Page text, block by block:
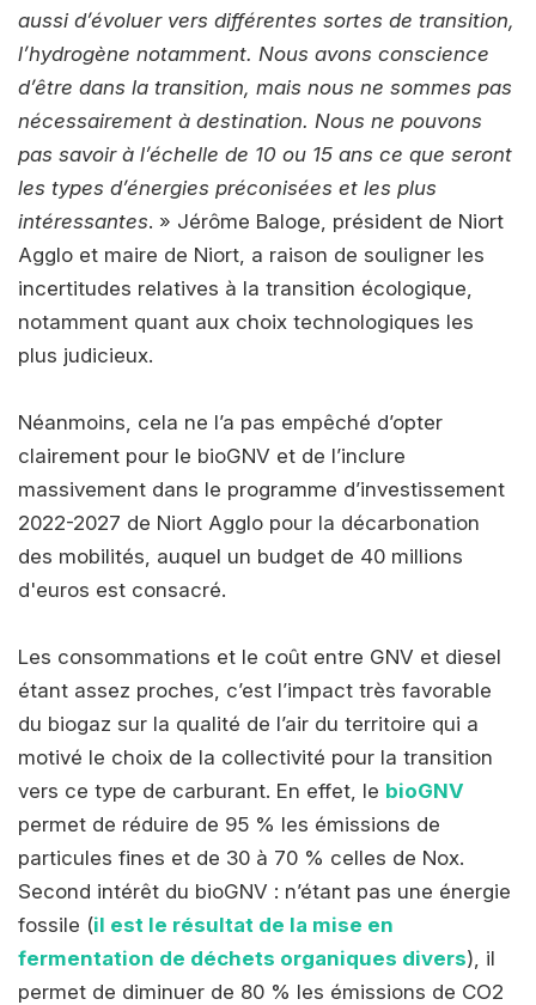
aussi d’évoluer vers différentes sortes de transition,
l’hydrogène notamment. Nous avons conscience
d’être dans la transition, mais nous ne sommes pas
nécessairement à destination. Nous ne pouvons
pas savoir à l’échelle de 10 ou 15 ans ce que seront
les types d’énergies préconisées et les plus
intéressantes. » Jérôme Baloge, président de Niort
Agglo et maire de Niort, a raison de souligner les
incertitudes relatives à la transition écologique,
notamment quant aux choix technologiques les
plus judicieux.
Néanmoins, cela ne l’a pas empêché d’opter
clairement pour le bioGNV et de l’inclure
massivement dans le programme d’investissement
2022-2027 de Niort Agglo pour la décarbonation
des mobilités, auquel un budget de 40 millions
d'euros est consacré.
Les consommations et le coût entre GNV et diesel
étant assez proches, c’est l’impact très favorable
du biogaz sur la qualité de l’air du territoire qui a
motivé le choix de la collectivité pour la transition
vers ce type de carburant. En effet, le bioGNV
permet de réduire de 95 % les émissions de
particules fines et de 30 à 70 % celles de Nox.
Second intérêt du bioGNV : n’étant pas une énergie
fossile (il est le résultat de la mise en
fermentation de déchets organiques divers), il
permet de diminuer de 80 % les émissions de CO2